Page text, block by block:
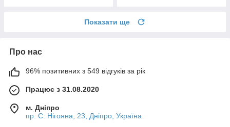
Показати ще
Про нас
96% позитивних з 549 відгуків за рік
Працює з 31.08.2020
м. Дніпро
пр. С. Нігояна, 23, Дніпро, Україна